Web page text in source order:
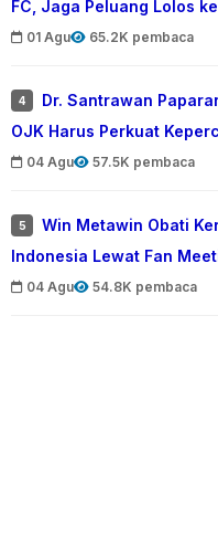
FC, Jaga Peluang Lolos
01 Agu 65.2K pembaca
4
Dr. Santrawan
OJK Harus Perkuat
04 Agu 57.5K pembaca
5
Win Metawin Obati
Indonesia Lewat Fan
04 Agu 54.8K pembaca